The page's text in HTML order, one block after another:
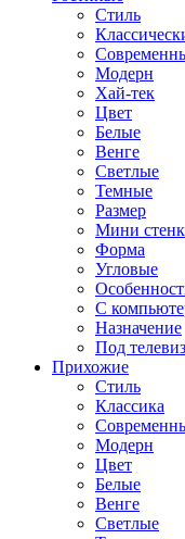
Стиль
Модерн
Хай-тек
Цвет
Белые
Венге
Светлые
Темные
Размер
Мини
Форма
Угловые
С
Назначение
Под
Прихожие
Стиль
Классика
Модерн
Цвет
Белые
Венге
Светлые